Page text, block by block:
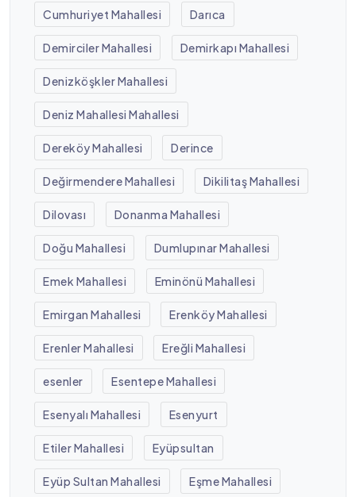
Cumhuriyet Mahallesi Darıca
Demirciler Mahallesi Demirkapı Mahallesi
Denizköşkler Mahallesi
Deniz Mahallesi Mahallesi
Dereköy Mahallesi Derince
Değirmendere Mahallesi Dikilitaş Mahallesi
Dilovası Donanma Mahallesi
Doğu Mahallesi Dumlupınar Mahallesi
Emek Mahallesi Eminönü Mahallesi
Emirgan Mahallesi Erenköy Mahallesi
Erenler Mahallesi Ereğli Mahallesi
esenler Esentepe Mahallesi
Esenyalı Mahallesi Esenyurt
Etiler Mahallesi Eyüpsultan
Eyüp Sultan Mahallesi Eşme Mahallesi